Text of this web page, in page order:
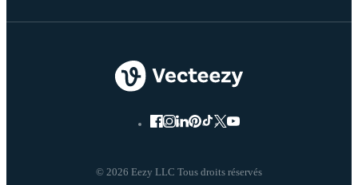
© 2026 Eezy LLC Tous droits réservés